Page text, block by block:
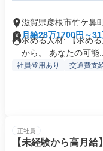
滋賀県彦根市竹ケ鼻
月給28万1700円～
求める人材: 【求め
から。 あなたの可能...
社員登用あり 交通費支
正社員
【未経験から高月